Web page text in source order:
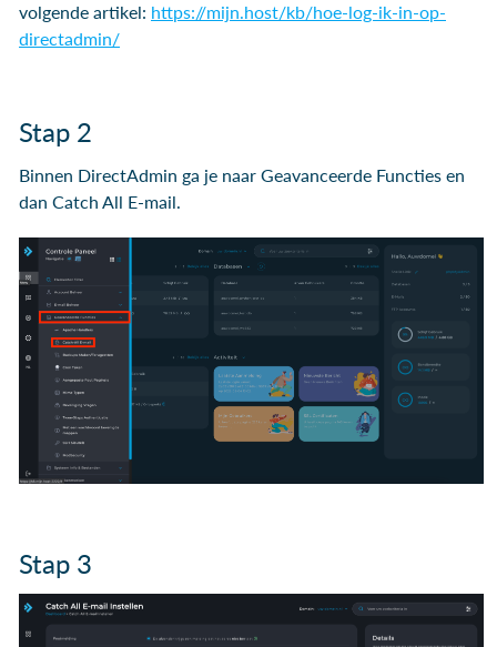
volgende artikel: https://mijn.host/kb/hoe-log-ik-in-op-
directadmin/
Stap 2
Binnen DirectAdmin ga je naar Geavanceerde Functies en
dan Catch All E-mail.
Stap 3